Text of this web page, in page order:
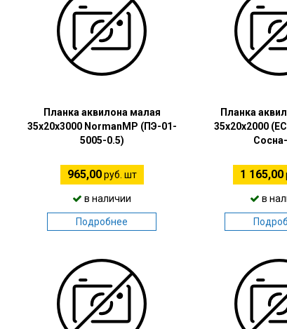
Планка аквилона малая
35х20х3000 NormanMP (ПЭ-01-
5005-0.5)
965,00руб. шт
в наличии
Подробнее
Планка
35х20х2000
1 165,00
в